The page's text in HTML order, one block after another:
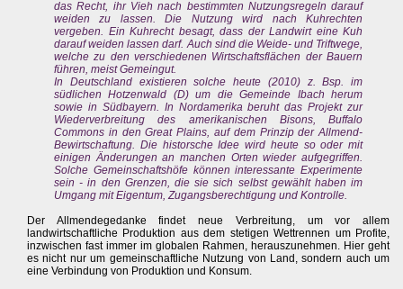
das Recht, ihr Vieh nach bestimmten Nutzungsregeln darauf
weiden zu lassen. Die Nutzung wird nach Kuhrechten
vergeben. Ein Kuhrecht besagt, dass der Landwirt eine Kuh
darauf weiden lassen darf. Auch sind die Weide- und Triftwege,
welche zu den verschiedenen Wirtschaftsflächen der Bauern
führen, meist Gemeingut.
In Deutschland existieren solche heute (2010) z. Bsp. im
südlichen Hotzenwald (D) um die Gemeinde Ibach herum
sowie in Südbayern. In Nordamerika beruht das Projekt zur
Wiederverbreitung des amerikanischen Bisons, Buffalo
Commons in den Great Plains, auf dem Prinzip der Allmend-
Bewirtschaftung. Die historsche Idee wird heute so oder mit
einigen Änderungen an manchen Orten wieder aufgegriffen.
Solche Gemeinschaftshöfe können interessante Experimente
sein - in den Grenzen, die sie sich selbst gewählt haben im
Umgang mit Eigentum, Zugangsberechtigung und Kontrolle.
Der Allmendegedanke findet neue Verbreitung, um vor allem
landwirtschaftliche Produktion aus dem stetigen Wettrennen um Profite,
inzwischen fast immer im globalen Rahmen, herauszunehmen. Hier geht
es nicht nur um gemeinschaftliche Nutzung von Land, sondern auch um
eine Verbindung von Produktion und Konsum.